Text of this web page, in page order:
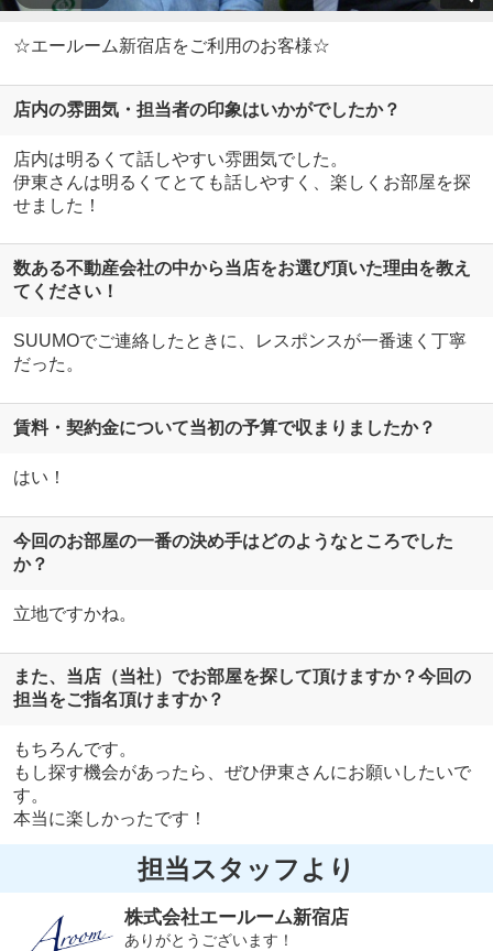
☆エールーム新宿店をご利用のお客様☆
店内の雰囲気・担当者の印象はいかがでしたか？
店内は明るくて話しやすい雰囲気でした。
伊東さんは明るくてとても話しやすく、楽しくお部屋を探
せました！
数ある不動産会社の中から当店をお選び頂いた理由を教え
てください！
SUUMOでご連絡したときに、レスポンスが一番速く丁寧
だった。
賃料・契約金について当初の予算で収まりましたか？
はい！
今回のお部屋の一番の決め手はどのようなところでした
か？
立地ですかね。
また、当店（当社）でお部屋を探して頂けますか？今回の
担当をご指名頂けますか？
もちろんです。
もし探す機会があったら、ぜひ伊東さんにお願いしたいで
す。
本当に楽しかったです！
担当スタッフより
株式会社エールーム新宿店
ありがとうございます！